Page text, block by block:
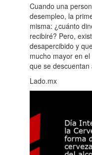
Cuando una
desempleo, la
misma: ¿cuánto
recibiré? Pero,
desapercibido y
mucho mayor en
que se
Lado.mx